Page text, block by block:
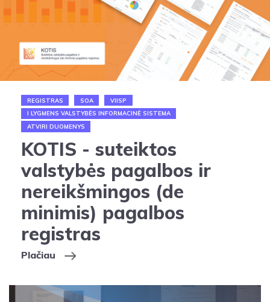
REGISTRAS SOA
VIISP
I LYGMENS VALSTYBĖS INFORMACINĖ SISTEMA
ATVIRI DUOMENYS
KOTIS - suteiktos
valstybės pagalbos ir
nereikšmingos (de
minimis) pagalbos
registras
Plačiau